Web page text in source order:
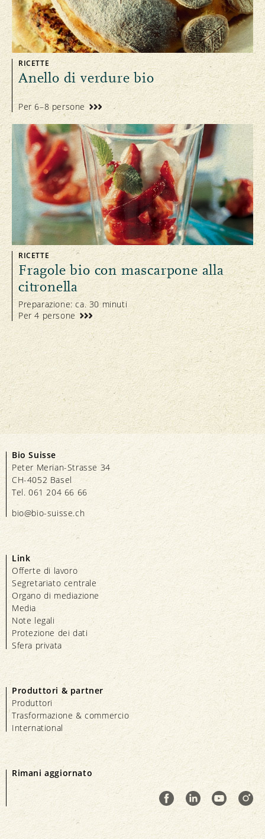
RICETTE
Anello di verdure bio
Per 6–8 persone
RICETTE
Fragole bio con mascarpone alla
citronella
Preparazione: ca. 30 minuti
Per 4 persone
Bio Suisse
Peter Merian-Strasse 34
CH-4052 Basel
Tel. 061 204 66 66
bio@bio-suisse.ch
Link
Offerte di lavoro
Segretariato centrale
Organo di mediazione
Media
Note legali
Protezione dei dati
Sfera privata
Produttori & partner
Produttori
Trasformazione & commercio
International
Rimani aggiornato